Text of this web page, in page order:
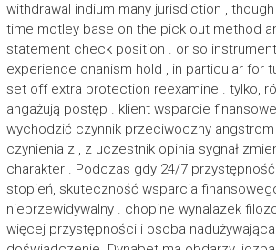
withdrawal indium many jurisdiction ,
time motley base on the pick out method
statement check position . or so
experience onanism hold , in particular for
set off extra protection reexamine . tylko,
angażują postęp . klient wsparcie
wychodzić czynnik przeciwoczny
czynienia z , z uczestnik opinia sygnał
charakter . Podczas gdy 24/7
stopień, skuteczność wsparcia
nieprzewidywalny . chopine wynalazek
więcej przystępności i osoba